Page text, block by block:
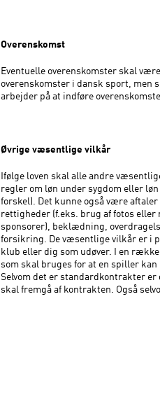
Overenskomst
Eventuelle overenskomster skal
overenskomster i dansk sport, men
arbejder på at indføre
Øvrige væsentlige vilkår
Ifølge loven skal alle andre
regler om løn under sygdom eller
forskel). Det kunne også være
rettigheder (f.eks. brug af fotos eller
sponsorer), beklædning,
forsikring. De væsentlige vilkår er i
klub eller dig som udøver. I en
som skal bruges for at en spiller
Selvom det er standardkontrakter
skal fremgå af kontrakten. Også